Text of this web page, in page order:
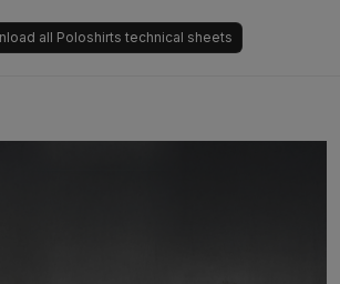
all Poloshirts technical sheets